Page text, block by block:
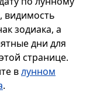
видимость
зодиака, а
дни для
странице.
влунном
.